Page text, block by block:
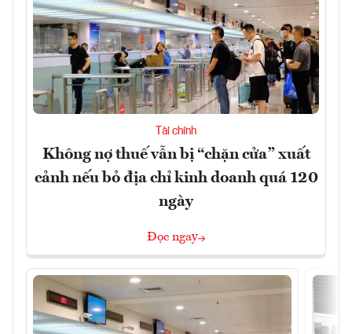
Tài chính
Không nợ thuế vẫn bị “chặn cửa” xuất
cảnh nếu bỏ địa chỉ kinh doanh quá 120
ngày
Đọc ngay